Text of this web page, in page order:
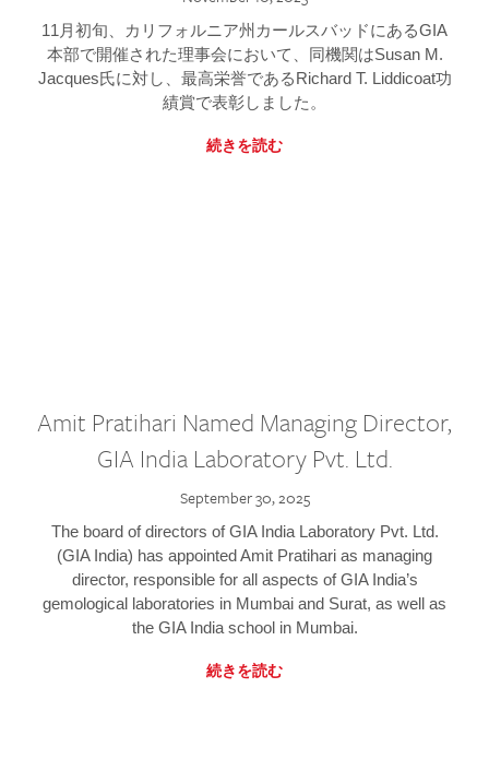
11月初旬、カリフォルニア州カールスバッドにあるGIA
本部で開催された理事会において、同機関はSusan M.
Jacques氏に対し、最高栄誉であるRichard T. Liddicoat功
績賞で表彰しました。
続きを読む
Amit Pratihari Named Managing Director,
GIA India Laboratory Pvt. Ltd.
September 30, 2025
The board of directors of GIA India Laboratory Pvt. Ltd.
(GIA India) has appointed Amit Pratihari as managing
director, responsible for all aspects of GIA India’s
gemological laboratories in Mumbai and Surat, as well as
the GIA India school in Mumbai.
続きを読む